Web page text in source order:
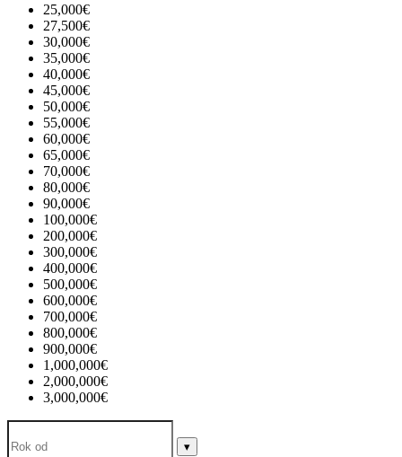
25,000€
27,500€
30,000€
35,000€
40,000€
45,000€
50,000€
55,000€
60,000€
65,000€
70,000€
80,000€
90,000€
100,000€
200,000€
300,000€
400,000€
500,000€
600,000€
700,000€
800,000€
900,000€
1,000,000€
2,000,000€
3,000,000€
▾